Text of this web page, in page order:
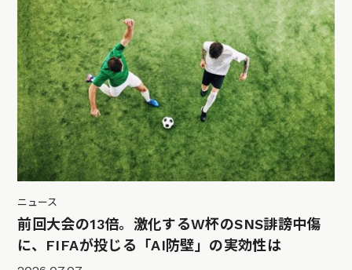
ニュース
前回大会の13倍。激化するW杯のSNS誹謗中傷
に、FIFAが投じる「AI防壁」の実効性は